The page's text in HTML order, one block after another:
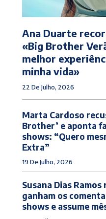
Ana Duarte
«Big Brother
melhor
minha vida»
22 De Julho, 2026
Marta Cardoso
Brother’ e aponta
shows: “Quero
Extra”
19 De Julho, 2026
Susana Dias
ganham os
shows e assume